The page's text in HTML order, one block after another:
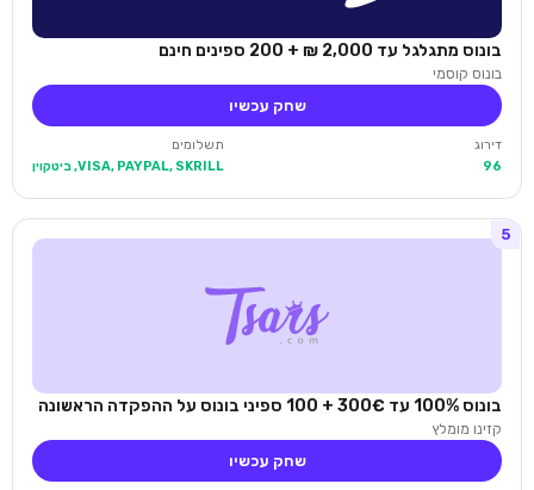
בונוס מתגלגל עד 2,000 ₪ + 200 ספינים חינם
בונוס קוסמי
שחק עכשיו
דירוג
96
תשלומים
VISA, PAYPAL, SKRILL, ביטקוין
5
בונוס 100% עד 300€ + 100 ספיני בונוס על ההפקדה הראשונה
קזינו מומלץ
שחק עכשיו